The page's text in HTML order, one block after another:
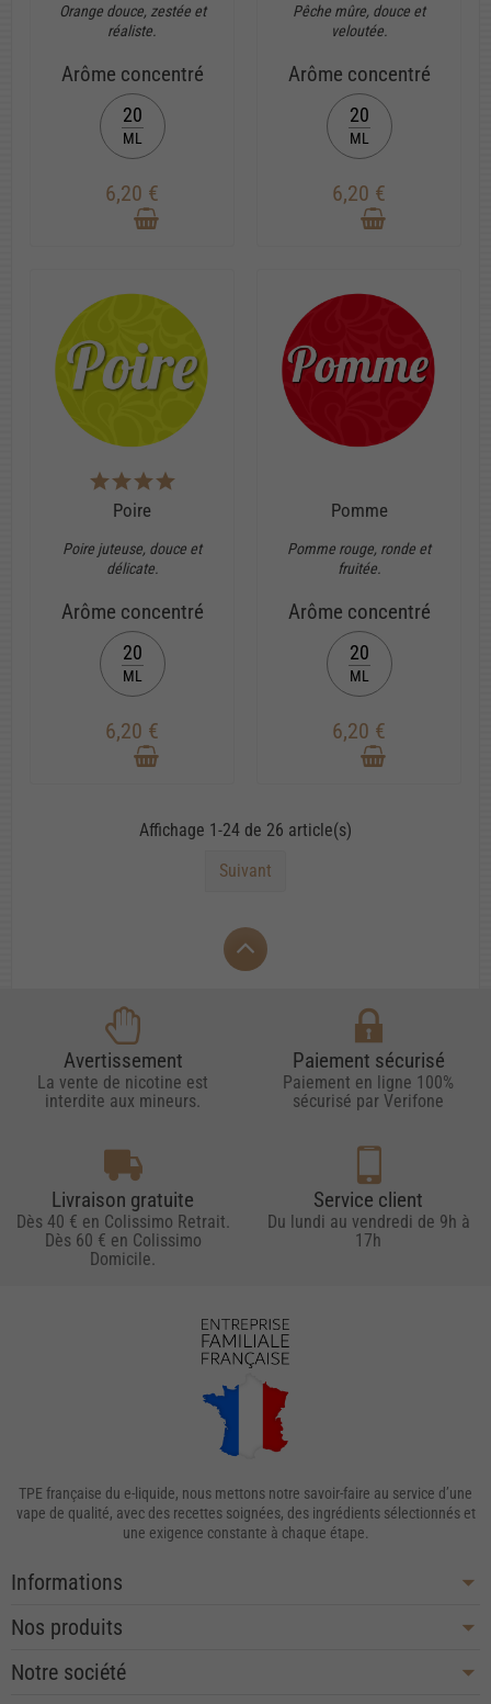
Orange douce, zestée et
réaliste.
Arôme concentré
20
ML
6,20 €
Pêche mûre, douce et
veloutée.
Arôme concentré
20
ML
6,20 €
Poire
Poire juteuse, douce et
délicate.
Arôme concentré
20
ML
6,20 €
Pomme
Pomme rouge, ronde et
fruitée.
Arôme concentré
20
ML
6,20 €
Affichage 1-24 de 26 article(s)
Suivant
Avertissement
La vente de nicotine est
interdite aux mineurs.
Paiement sécurisé
Paiement en ligne 100%
sécurisé par Verifone
Livraison gratuite
Dès 40 € en Colissimo Retrait.
Dès 60 € en Colissimo
Domicile.
Service client
Du lundi au vendredi de 9h à
17h
TPE française du e-liquide, nous mettons notre savoir-faire au service d’une
vape de qualité, avec des recettes soignées, des ingrédients sélectionnés et
une exigence constante à chaque étape.
Informations
Nos produits
Notre société